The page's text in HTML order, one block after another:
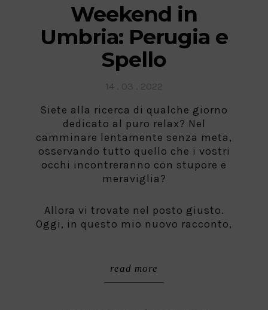
Weekend in
Umbria: Perugia e
Spello
Siete alla ricerca di qualche giorno
dedicato al puro relax? Nel
camminare lentamente senza meta,
osservando tutto quello che i vostri
occhi incontreranno con stupore e
meraviglia?
Allora vi trovate nel posto giusto.
Oggi, in questo mio nuovo racconto,
read more